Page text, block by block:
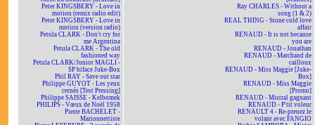
Peter KINGSBERY - Love in
motion (remix radio edit)
Peter KINGSBERY - Love in
motion (version radio)
Petula CLARK - Don't cry for
me Argentina
Petula CLARK - The old
fashioned way
Petula CLARK/Junior MAGLI -
SP biface Juke-Box
Phil RAY - Save our star
Philippe GUYOT - Les yeux
cernés [Test Pressing]
Philippe SAISSE - Kelbomek
PHILIPS - Vœux de Noël 1958
Pierre BACHELET -
Marionnettiste
Ray CHARLES - Without a
song (1 & 2)
REAL THING - Stone cold love
affair
RENAUD - It is not because
you are
RENAUD - Jonathan
RENAUD - Marchand de
cailloux
RENAUD - Miss Maggie [Juke-
Box]
RENAUD - Miss Maggie
[Promo]
RENAUD - Mistral gagnant
RENAUD - P'tit voleur
RENAULT 4 - Re-prenez le
volant avec FANGIO